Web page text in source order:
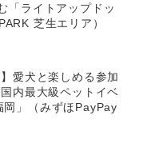
「ライトアップドッ
芝生エリア）
愛犬と楽しめる参加
内最大級ペットイベ
」（みずほPayPay